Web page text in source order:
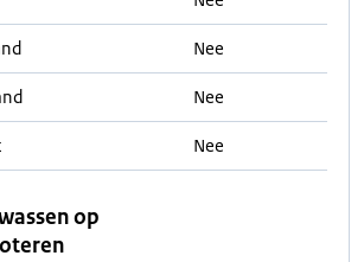
Nee
Nee
Nee
op